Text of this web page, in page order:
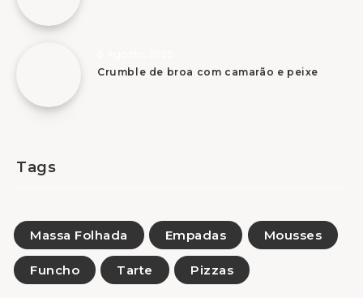
Crumble de broa com camarão e peixe
Tags
Massa Folhada Empadas Mousses
Funcho Tarte Pizzas